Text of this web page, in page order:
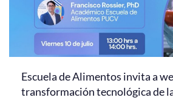
Escuela de Alimentos invita a
transformación tecnológica de